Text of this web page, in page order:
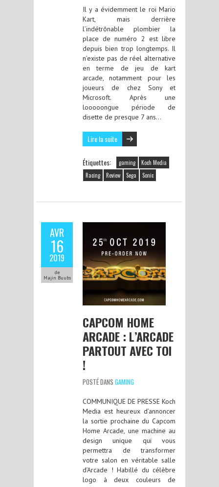
Il y a évidemment le roi Mario
Kart, mais derrière
l’indétrônable plombier la
place de numéro 2 est libre
depuis bien trop longtemps. Il
n’existe pas de réel alternative
en terme de jeu de kart
arcade, notamment pour les
joueurs de chez Sony et
Microsoft. Après une
looooongue période de
disette de presque 7 ans…
Lire la suite
Étiquettes: gaming
Koch Media
Racing
Review Sega Sonic
AVR
16
2019
de
Majin Buubs
CAPCOM HOME
ARCADE : L’ARCADE
PARTOUT AVEC TOI
!
POSTÉ DANS GAMING
COMMUNIQUE DE PRESSE Koch
Media est heureux d’annoncer
la sortie prochaine du Capcom
Home Arcade, une machine au
design unique qui vous
permettra de transformer
votre salon en véritable salle
d’Arcade ! Habillé du célèbre
logo à deux couleurs de